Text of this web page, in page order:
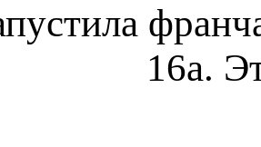
16а.